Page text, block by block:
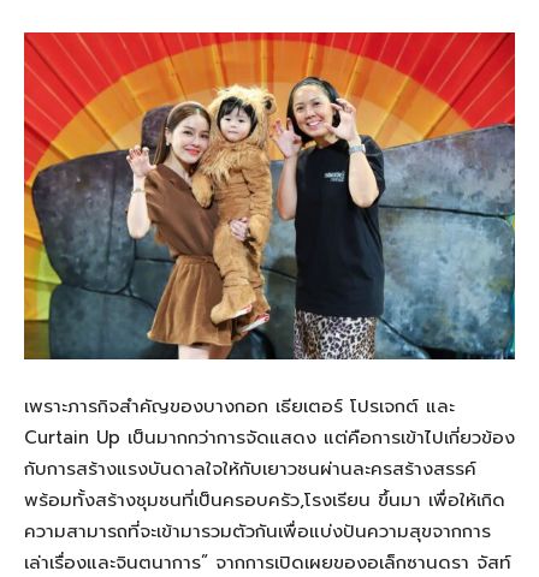
เพราะภารกิจสำคัญของบางกอก เธียเตอร์ โปรเจกต์ และ
Curtain Up เป็นมากกว่าการจัดแสดง แต่คือการเข้าไปเกี่ยวข้อง
กับการสร้างแรงบันดาลใจให้กับเยาวชนผ่านละครสร้างสรรค์
พร้อมทั้งสร้างชุมชนที่เป็นครอบครัว,โรงเรียน ขึ้นมา เพื่อให้เกิด
ความสามารถที่จะเข้ามารวมตัวกันเพื่อแบ่งปันความสุขจากการ
เล่าเรื่องและจินตนาการ” จากการเปิดเผยของอเล็กซานดรา จัสท์